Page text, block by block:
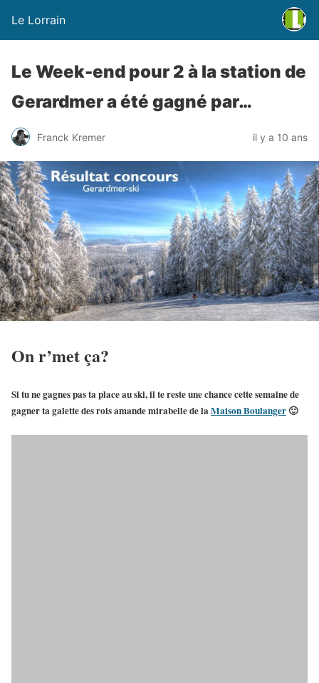
Le Lorrain
Le Week-end pour 2 à la station de
Gerardmer a été gagné par…
Franck Kremer il y a 10 ans
On r’met ça?
Si tu ne gagnes pas ta place au ski, il te reste une chance cette semaine de
gagner ta galette des rois amande mirabellede laMaison Boulanger🙂